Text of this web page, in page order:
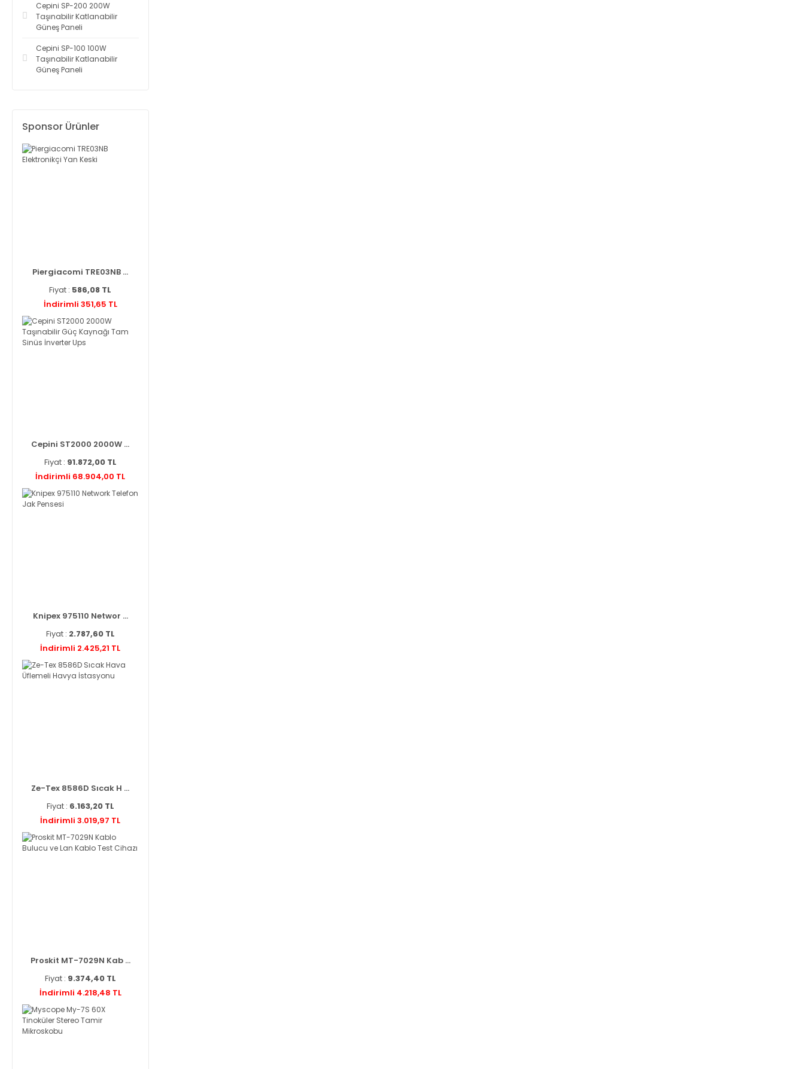
Cepini SP-200 200W
Taşınabilir Katlanabilir
Güneş Paneli
Cepini SP-100 100W
Taşınabilir Katlanabilir
Güneş Paneli
Sponsor Ürünler
Piergiacomi TRE03NB ...
Fiyat : 586,08 TL
İndirimli 351,65 TL
Cepini ST2000 2000W ...
Fiyat : 91.872,00 TL
İndirimli 68.904,00 TL
Knipex 975110 Networ ...
Fiyat : 2.787,60 TL
İndirimli 2.425,21 TL
Ze-Tex 8586D Sıcak H ...
Fiyat : 6.163,20 TL
İndirimli 3.019,97 TL
Proskit MT-7029N Kab ...
Fiyat : 9.374,40 TL
İndirimli 4.218,48 TL